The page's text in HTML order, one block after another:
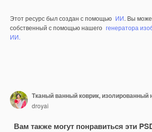
Этот ресурс был создан с помощью ИИ. Вы
собственный с помощью нашего генератора
ИИ.
Тканый ванный коврик, изолированный
droyai
Вам также могут понравиться эти